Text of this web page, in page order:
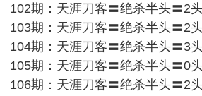
102期：天涯刀客〓绝杀半头〓2
103期：天涯刀客〓绝杀半头〓2
104期：天涯刀客〓绝杀半头〓3
105期：天涯刀客〓绝杀半头〓0
106期：天涯刀客〓绝杀半头〓2